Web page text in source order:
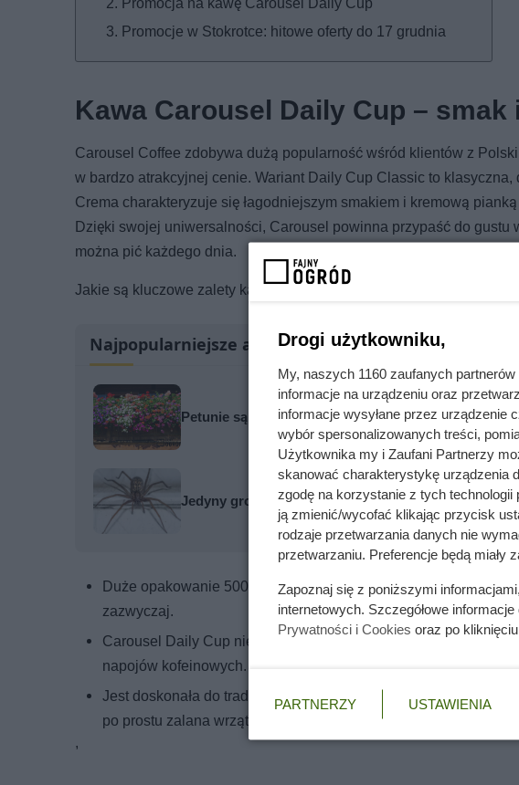
Promocje w Stokrotce: hitowe oferty do 17 grudnia
Kawa Carousel Daily Cup –
Carousel Coffee zdobywa dużą popularność wśród klientów z
w bardzo atrakcyjnej cenie. Wariant Daily Cup Classic to
Crema charakteryzuje się łagodniejszym smakiem i kremową
Dzięki swojej uniwersalności, Carousel powinna przypaść do gustu
można pić każdego dnia.
Jakie są kluczowe zalety kawy Carousel Daily Cup?
Najpopularniejsze artykuły
Petunie są kwiatowymi żarłokami. Ten rytm
Jedyny groźny pająk w Polsce właśnie wchodzi do
Duże opakowanie 500 g starcza na dłużej. To szczególnie
zazwyczaj.
Carousel Daily Cup nie jest zbyt kwaśna ani zbyt gorzka, co
napojów kofeinowych.
Jest doskonała do tradycyjnego parzenia. Świetnie sprawdza
po prostu zalana wrzątkiem w ulubionym kubku.
,
Drogi użytkowniku,
My, naszych 1160 zaufanych
informacje na urządzeniu oraz
informacje wysyłane przez urządzenie
wybór spersonalizowanych treści,
Użytkownika my i Zaufani Partnerzy
skanować charakterystykę urządzenia
zgodę na korzystanie z tych technologii
ją zmienić/wycofać klikając przycisk
rodzaje przetwarzania danych nie
przetwarzaniu. Preferencje będą miały
Zapoznaj się z poniższymi
internetowych. Szczegółowe
Prywatności i Cookies oraz po
PARTNERZY USTAWIENIA